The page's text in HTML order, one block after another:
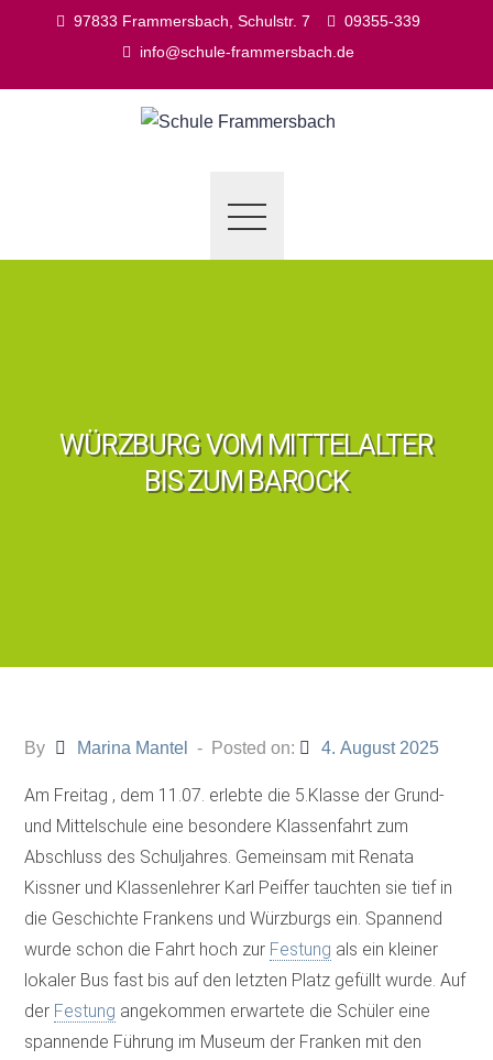
97833 Frammersbach, Schulstr. 7
09355-339
info@schule-frammersbach.de
WÜRZBURG VOM MITTELALTER
BIS ZUM BAROCK
By Marina Mantel Posted on: 4. August 2025
Am Freitag , dem 11.07. erlebte die 5.Klasse der Grund-
und Mittelschule eine besondere Klassenfahrt zum
Abschluss des Schuljahres. Gemeinsam mit Renata
Kissner und Klassenlehrer Karl Peiffer tauchten sie tief in
die Geschichte Frankens und Würzburgs ein. Spannend
wurde schon die Fahrt hoch zur Festung als ein kleiner
lokaler Bus fast bis auf den letzten Platz gefüllt wurde. Auf
der Festung angekommen erwartete die Schüler eine
spannende Führung im Museum der Franken mit den